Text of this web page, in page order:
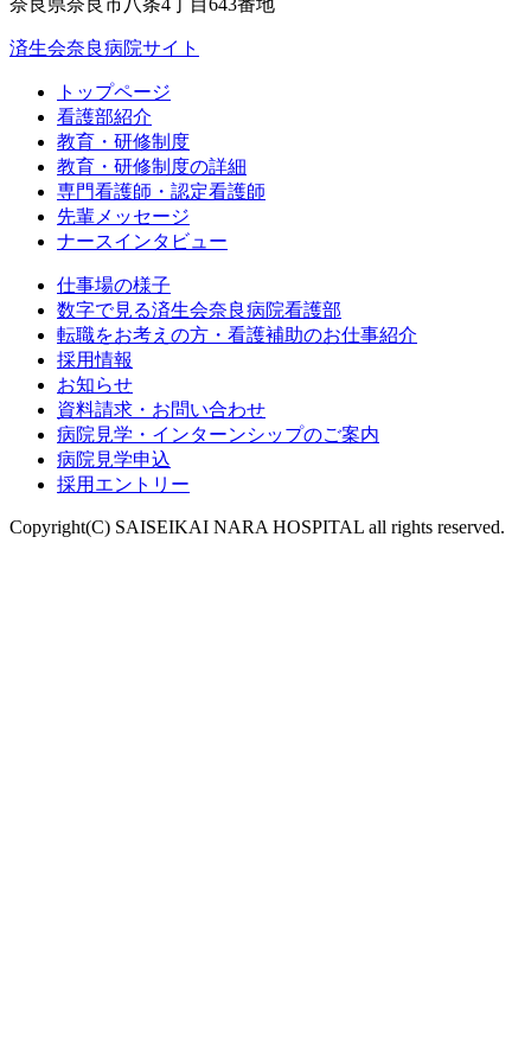
奈良県奈良市八条4丁目643番地
済生会奈良病院サイト
トップページ
看護部紹介
教育・研修制度
教育・研修制度の詳細
専門看護師・認定看護師
先輩メッセージ
ナースインタビュー
仕事場の様子
数字で見る済生会奈良病院看護部
転職をお考えの方・看護補助のお仕事紹介
採用情報
お知らせ
資料請求・お問い合わせ
病院見学・インターンシップのご案内
病院見学申込
採用エントリー
Copyright(C) SAISEIKAI NARA HOSPITAL all rights reserved.